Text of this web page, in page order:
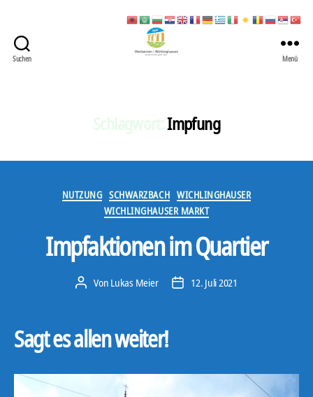
Suchen
Stadt
Menü
Impfung
Kategorien
NUTZUNG SCHWARZBACH WICHLINGHAUSER
WICHLINGHAUSER MARKT
Impfaktionen im Quartier
Beitragsautor
Von Lukas Meier Veröffentlichungsdatum
12. Juli 2021
Sagt es allen weiter!